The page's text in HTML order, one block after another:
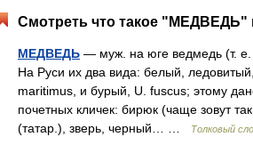
Смотреть что такое "МЕДВЕДЬ"
МЕДВЕДЬ — муж. на юге ведмедь (т.
На Руси их два вида: белый,
maritimus, и бурый, U. fuscus; этому
почетных кличек: бирюк (чаще зовут
(татар.), зверь, черный… …
Толковый